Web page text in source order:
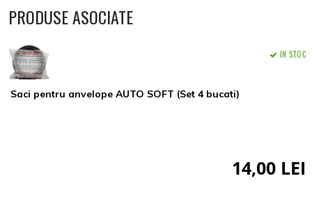
PRODUSE ASOCIATE
Saci pentru anvelope AUTO SOFT (Set 4 bucati)
IN STOC
14,00 LEI